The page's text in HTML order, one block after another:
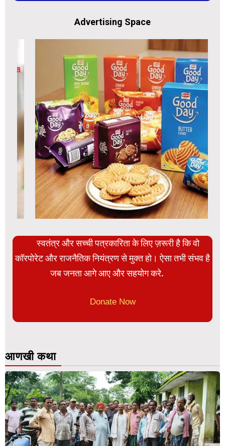
Advertising Space
स्वतंत्र और सच्ची पत्रकारिता के लिए ज़रूरी है कि वो
कॉरपोरेट और राजनैतिक नियंत्रण से मुक्त हो। ऐसा तभी संभव है
जब जनता आगे आए और सहयोग करे.
Donate Now
आणखी कथा